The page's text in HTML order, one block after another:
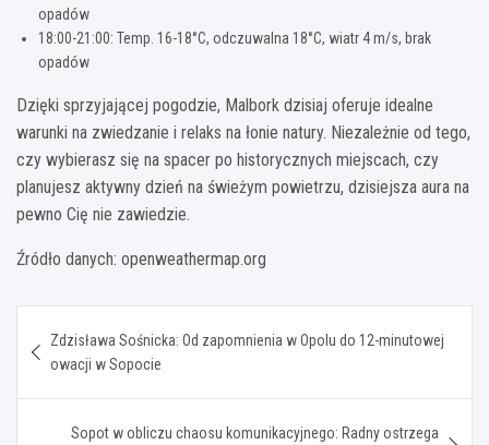
opadów
18:00-21:00: Temp. 16-18°C, odczuwalna 18°C, wiatr 4 m/s, brak
opadów
Dzięki sprzyjającej pogodzie, Malbork dzisiaj oferuje idealne
warunki na zwiedzanie i relaks na łonie natury. Niezależnie od tego,
czy wybierasz się na spacer po historycznych miejscach, czy
planujesz aktywny dzień na świeżym powietrzu, dzisiejsza aura na
pewno Cię nie zawiedzie.
Źródło danych: openweathermap.org
wpisu
Zdzisława Sośnicka: Od zapomnienia w Opolu do 12-minutowej
owacji w Sopocie
Sopot w obliczu chaosu komunikacyjnego: Radny ostrzega